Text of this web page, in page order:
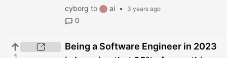
cyborg to ai • 3 years ago
0
Being a Software Engineer in 2023